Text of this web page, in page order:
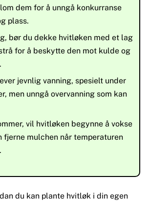
dem for å unngå konkurranse
plass.
bør du dekke hvitløken med et lag
for å beskytte den mot kulde og
jevnlig vanning, spesielt under
men unngå overvanning som kan
vil hvitløken begynne å vokse
fjerne mulchen når temperaturen
du kan plante hvitløk i din egen